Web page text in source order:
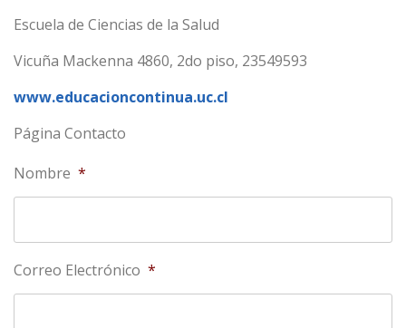
Escuela de Ciencias de la Salud
Vicuña Mackenna 4860, 2do piso, 23549593
www.educacioncontinua.uc.cl
Página Contacto
Nombre *
Correo Electrónico *